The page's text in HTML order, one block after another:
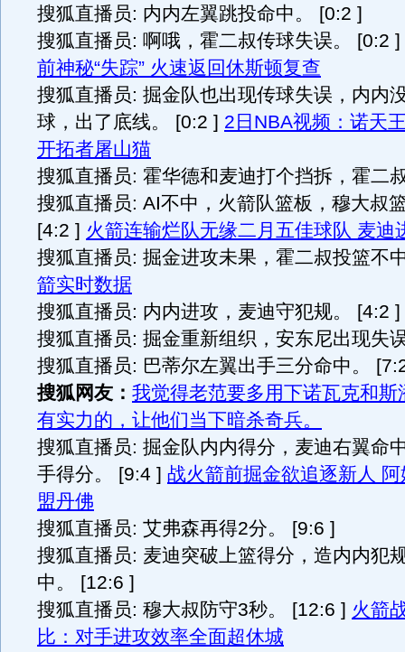
搜狐直播员: 内内左翼跳投命中。 [0:2 ]
搜狐直播员: 啊哦，霍二叔传球失误。 [0:2 ]
前神秘“失踪” 火速返回休斯顿复查
搜狐直播员: 掘金队也出现传球失误，内内
球，出了底线。 [0:2 ] 2日NBA视频：诺天
开拓者屠山猫
搜狐直播员: 霍华德和麦迪打个挡拆，霍二
搜狐直播员: AI不中，火箭队篮板，穆大叔
[4:2 ] 火箭连输烂队无缘二月五佳球队 麦迪
搜狐直播员: 掘金进攻未果，霍二叔投篮不
箭实时数据
搜狐直播员: 内内进攻，麦迪守犯规。 [4:2 ]
搜狐直播员: 掘金重新组织，安东尼出现失
搜狐直播员: 巴蒂尔左翼出手三分命中。
搜狐网友： 我觉得老范要多用下诺瓦克和斯
有实力的，让他们当下暗杀奇兵。
搜狐直播员: 掘金队内内得分，麦迪右翼命
手得分。 [9:4 ] 战火箭前掘金欲追逐新人
盟丹佛
搜狐直播员: 艾弗森再得2分。 [9:6 ]
搜狐直播员: 麦迪突破上篮得分，造内内犯
中。 [12:6 ]
搜狐直播员: 穆大叔防守3秒。 [12:6 ] 火箭
比：对手进攻效率全面超休城